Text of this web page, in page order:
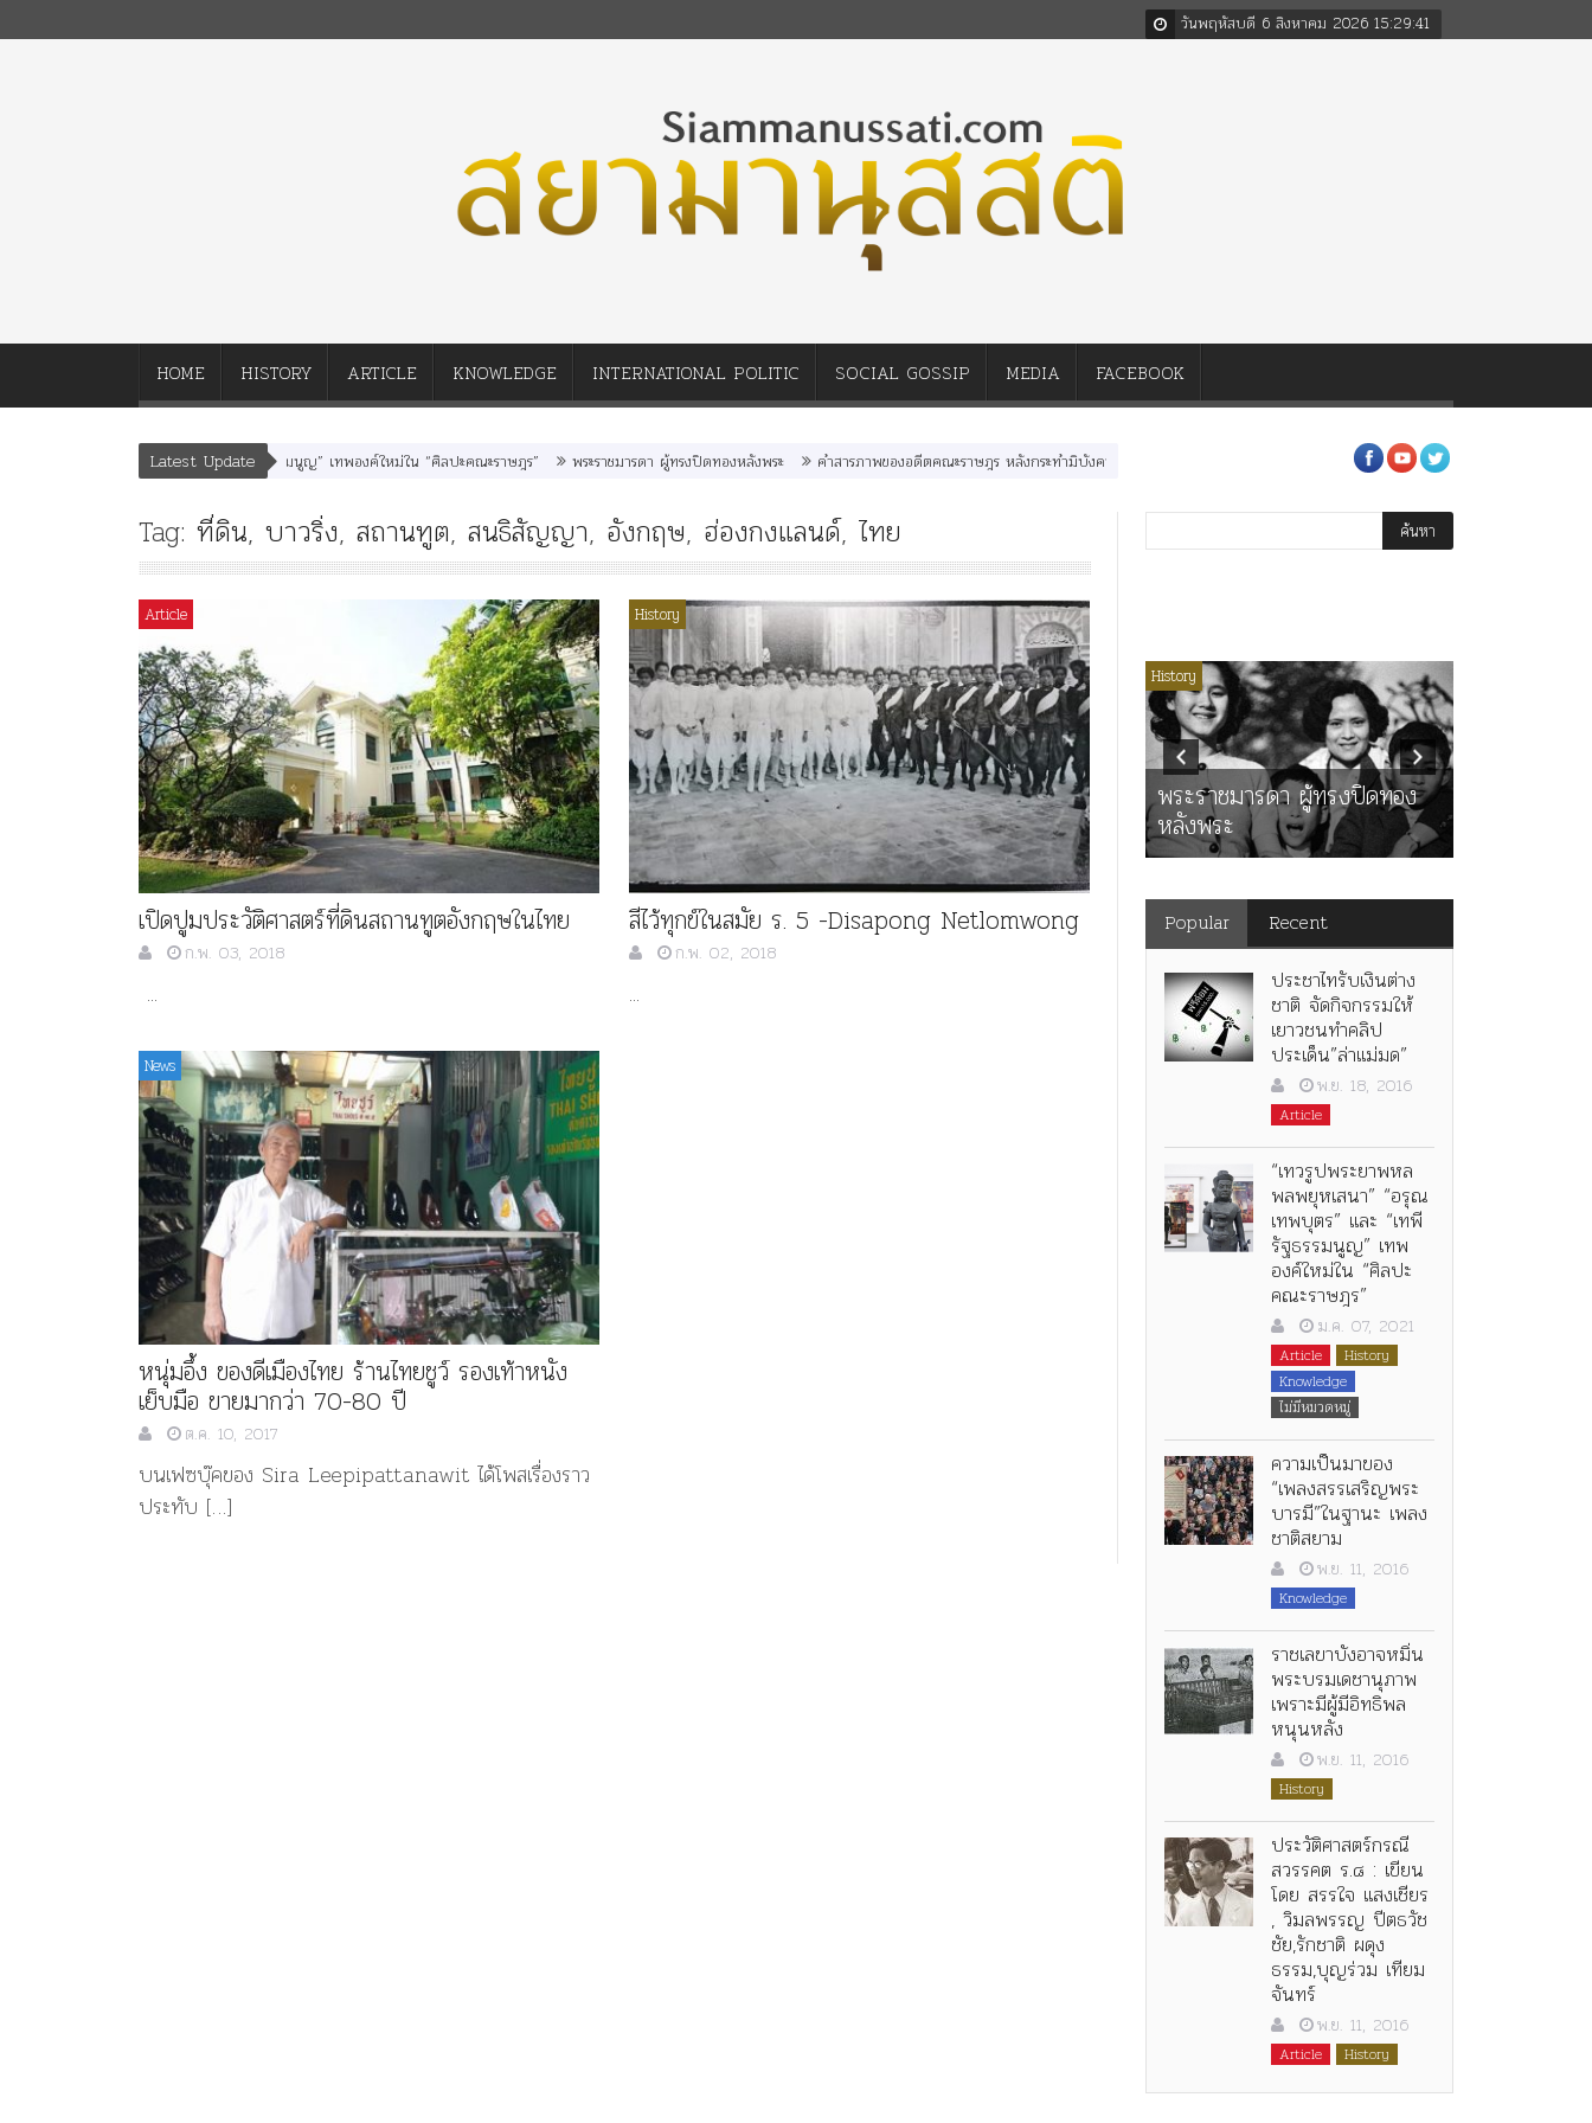
วันพฤหัสบดี 6 สิงหาคม 2026 15:29:41
HOME HISTORY ARTICLE KNOWLEDGE INTERNATIONAL POLITIC SOCIAL GOSSIP MEDIA FACEBOOK
Latest Update
เสนา” “อรุณเทพบุตร” และ “เทพีรัฐธรรมนูญ” เทพองค์ใหม่ใน “ศิลปะคณะราษฎร” พระราชมารดา ผู้ทรงปิดทองหลังพระ คำสารภาพของอดีตคณะราษฎร หลังกระทำมิบังควรต่อในหลวงสามรัชกาล ร่วมกว่า 80ปี ร.๖ สร้าง “จุฬาลงกรณ์มหาวิทยาลัย” ตามพ
Tag: ที่ดิน, บาวริ่ง, สถานทูต, สนธิสัญญา, อังกฤษ, ฮ่องกงแลนด์, ไทย
Article
เปิดปูมประวัติศาสตร์ที่ดินสถานทูตอังกฤษในไทย
ก.พ. 03, 2018
...
History
สีไว้ทุกข์ในสมัย ร. 5 -Disapong Netlomwong
ก.พ. 02, 2018
...
News
หนุ่มอึ้ง ของดีเมืองไทย ร้านไทยชูว์ รองเท้าหนัง
เย็บมือ ขายมากว่า 70-80 ปี
ต.ค. 10, 2017
บนเฟซบุ๊คของ Sira Leepipattanawit ได้โพสเรื่องราว
ประทับ […]
Article History Knowledge ไม่มีหมวดหมู่
“เทวรูปพระยาพหลพล
พยุหเสนา” “อรุณเทพบุตร”
และ “เทพีรัฐธรรมนูญ” เทพ
องค์ใหม่ใน “ศิลปะคณะ
ราษฎร”
History
พระราชมารดา ผู้ทรงปิดทอง
หลังพระ
Popular Recent
ประชาไทรับเงินต่าง
ชาติ จัดกิจกรรมให้
เยาวชนทำคลิป
ประเด็น”ล่าแม่มด”
พ.ย. 18, 2016
Article
“เทวรูปพระยาพหล
พลพยุหเสนา” “อรุณ
เทพบุตร” และ “เทพี
รัฐธรรมนูญ” เทพ
องค์ใหม่ใน “ศิลปะ
คณะราษฎร”
ม.ค. 07, 2021
Article
History
Knowledge
ไม่มีหมวดหมู่
ความเป็นมาของ
“เพลงสรรเสริญพระ
บารมี”ในฐานะ เพลง
ชาติสยาม
พ.ย. 11, 2016
Knowledge
ราชเลขาบังอาจหมิ่น
พระบรมเดชานุภาพ
เพราะมีผู้มีอิทธิพล
หนุนหลัง
พ.ย. 11, 2016
History
ประวัติศาสตร์กรณี
สวรรคต ร.๘ : เขียน
โดย สรรใจ แสงเชียร
, วิมลพรรญ ปีตธวัช
ชัย,รักชาติ ผดุง
ธรรม,บุญร่วม เทียม
จันทร์
พ.ย. 11, 2016
Article History